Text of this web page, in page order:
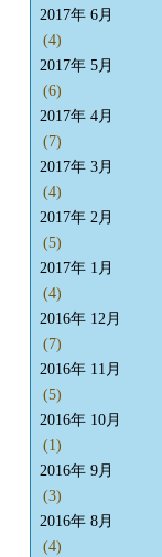
2017年 6月
(4)
2017年 5月
(6)
2017年 4月
(7)
2017年 3月
(4)
2017年 2月
(5)
2017年 1月
(4)
2016年 12月
(7)
2016年 11月
(5)
2016年 10月
(1)
2016年 9月
(3)
2016年 8月
(4)